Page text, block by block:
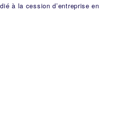
à la cession d’entreprise en